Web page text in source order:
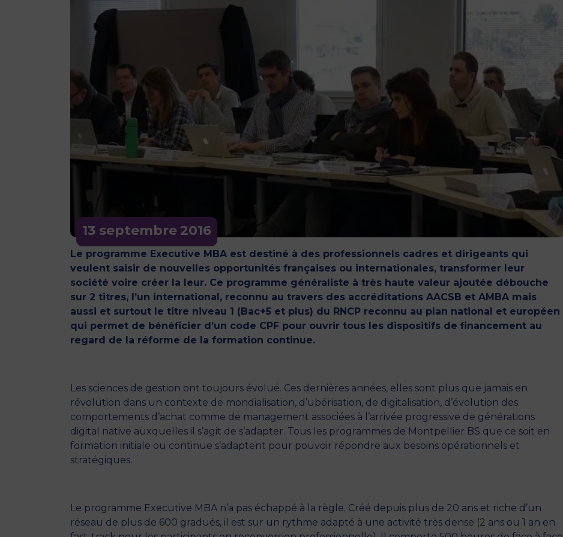
13 septembre2016
Le programme Executive MBA est destiné à des professionnels cadres et dirigeants qui
veulent saisir de nouvelles opportunités françaises ou internationales, transformer leur
société voire créer la leur. Ce programme généraliste à très haute valeur ajoutée débouche
sur 2 titres, l’un international, reconnu au travers des accréditations AACSB et AMBA mais
aussi et surtout le titre niveau 1 (Bac+5 et plus) du RNCP reconnu au plan national et européen
qui permet de bénéficier d’un code CPF pour ouvrir tous les dispositifs de financement au
regard de la réforme de la formation continue.
Les sciences de gestion ont toujours évolué. Ces dernières années, elles sont plus que jamais en
révolution dans un contexte de mondialisation, d’ubérisation, de digitalisation, d’évolution des
comportements d’achat comme de management associées à l’arrivée progressive de générations
digital native auxquelles il s’agit de s’adapter. Tous les programmes de Montpellier BS que ce soit en
formation initiale ou continue s’adaptent pour pouvoir répondre aux besoins opérationnels et
stratégiques.
Le programme Executive MBA n’a pas échappé à la règle. Créé depuis plus de 20 ans et riche d’un
réseau de plus de 600 gradués, il est sur un rythme adapté à une activité très dense (2 ans ou 1 an en